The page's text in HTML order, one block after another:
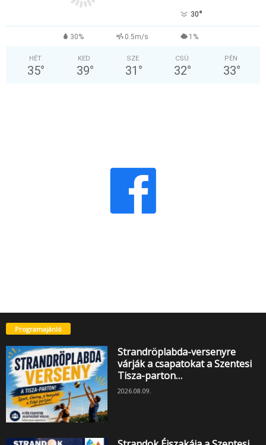
30°
30% 0.5m/s 1%
HÉT
35°
KED
39°
SZE
31 °
CSÜ
32°
PÉN
33°
Programajánló
Strandröplabda-versenyre
várják a csapatokat a Szentesi
Tisza-parton…
2026.08.09.